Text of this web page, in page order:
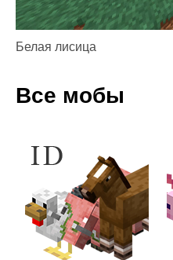
Белая лисица
Все мобы